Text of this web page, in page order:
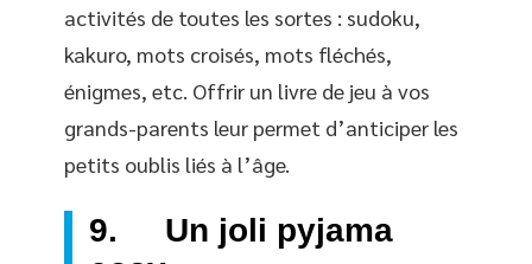
activités de toutes les sortes : sudoku,
kakuro, mots croisés, mots fléchés,
énigmes, etc. Offrir un livre de jeu à vos
grands-parents leur permet d’anticiper les
petits oublis liés à l’âge.
9. Un joli pyjama